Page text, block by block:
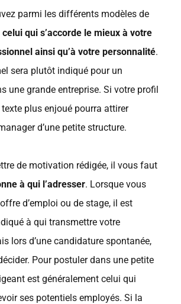
parmi les différents modèles de
celui qui s’accorde le mieux à votre
ainsi qu’à votre personnalité.
sera plutôt indiqué pour un
une grande entreprise. Si votre profil
plus enjoué pourra attirer
d’une petite structure.
de motivation rédigée, il vous faut
à qui l’adresser. Lorsque vous
d’emploi ou de stage, il est
à qui transmettre votre
lors d’une candidature spontanée,
Pour postuler dans une petite
est généralement celui qui
ses potentiels employés. Si la